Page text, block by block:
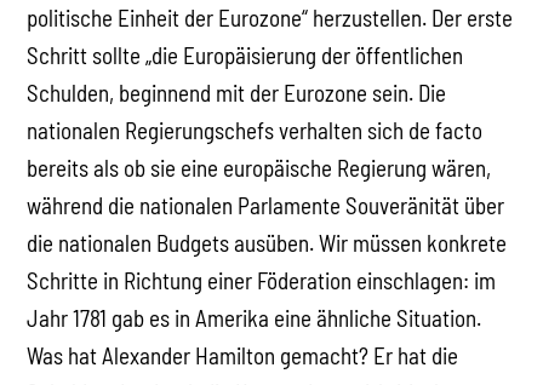
politische Einheit der Eurozone“ herzustellen. Der erste
Schritt sollte „die Europäisierung der öffentlichen
Schulden, beginnend mit der Eurozone sein. Die
nationalen Regierungschefs verhalten sich de facto
bereits als ob sie eine europäische Regierung wären,
während die nationalen Parlamente Souveränität über
die nationalen Budgets ausüben. Wir müssen konkrete
Schritte in Richtung einer Föderation einschlagen: im
Jahr 1781 gab es in Amerika eine ähnliche Situation.
Was hat Alexander Hamilton gemacht? Er hat die